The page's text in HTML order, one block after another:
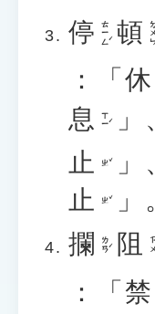
停 ㄊㄧㄥˊ 頓 ㄉ
：「 休
息 ㄒㄧˊ 」
止 ㄓˇ 」
止 ㄓˇ
」
攔 ㄌㄢˊ 阻 ㄗ
：「 禁